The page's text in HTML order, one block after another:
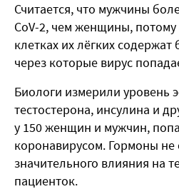
Считается, что мужчины
CoV-2, чем женщины, потому
клетках их лёгких
через которые вирус
Биологи измерили уровень
тестостерона, инсулина и
у 150 женщин и мужчин,
коронавирусом. Гормоны не
значительного влияния на
пациенток.